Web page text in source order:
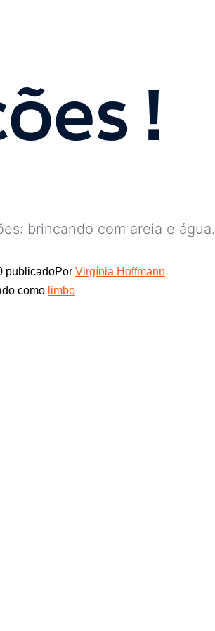
!
brincando com areia e água.
publicadoPor Virgínia Hoffmann
como limbo